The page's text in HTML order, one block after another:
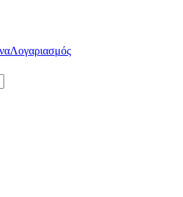
Λογαριασμός